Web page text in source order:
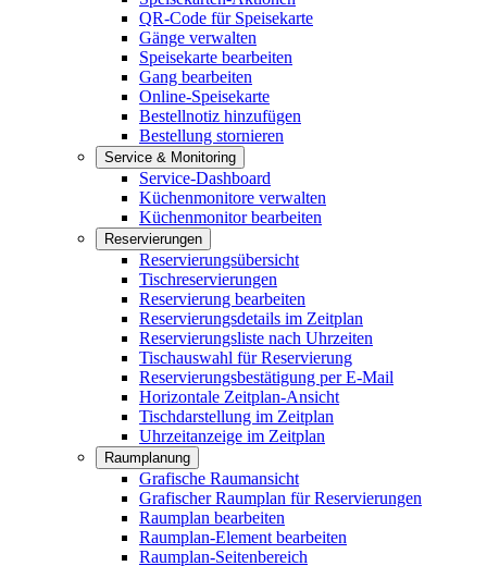
QR-Code für Speisekarte
Gänge verwalten
Speisekarte bearbeiten
Gang bearbeiten
Online-Speisekarte
Bestellnotiz hinzufügen
Bestellung stornieren
Service & Monitoring
Service-Dashboard
Küchenmonitore verwalten
Küchenmonitor bearbeiten
Reservierungen
Reservierungsübersicht
Tischreservierungen
Reservierung bearbeiten
Reservierungsdetails im Zeitplan
Reservierungsliste nach Uhrzeiten
Tischauswahl für Reservierung
Reservierungsbestätigung per E-Mail
Horizontale Zeitplan-Ansicht
Tischdarstellung im Zeitplan
Uhrzeitanzeige im Zeitplan
Raumplanung
Grafische Raumansicht
Grafischer Raumplan für Reservierungen
Raumplan bearbeiten
Raumplan-Element bearbeiten
Raumplan-Seitenbereich